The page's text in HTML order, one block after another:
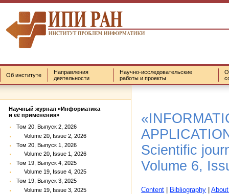
Об институте
Направления
деятельности
Научно-исследовательские
работы и проекты
Научный журнал «Информатика
и её применения»
Том 20, Выпуск 2, 2026
Volume 20, Issue 2, 2026
Том 20, Выпуск 1, 2026
Volume 20, Issue 1, 2026
Том 19, Выпуск 4, 2025
Volume 19, Issue 4, 2025
Том 19, Выпуск 3, 2025
Volume 19, Issue 3, 2025
Scientific
Volume 6,
Content | Bibliography |